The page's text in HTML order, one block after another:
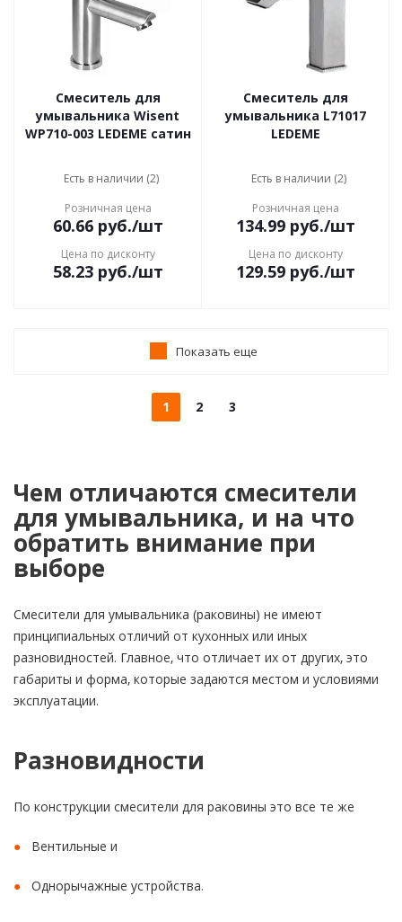
Смеситель для
умывальника Wisent
WP710-003 LEDEME сатин
Есть в наличии (2)
Розничная цена
60.66руб./шт
Цена по дисконту
58.23руб./шт
Смеситель для
умывальника L71017
LEDEME
Есть в наличии (2)
Розничная цена
134.99руб./шт
Цена по дисконту
129.59руб./шт
Показать еще
1 2 3
Чем отличаются смесители
для умывальника, и на что
обратить внимание при
выборе
Смесители для умывальника (раковины) не имеют
принципиальных отличий от кухонных или иных
разновидностей. Главное, что отличает их от других, это
габариты и форма, которые задаются местом и условиями
эксплуатации.
Разновидности
По конструкции смесители для раковины это все те же
Вентильные и
Однорычажные устройства.